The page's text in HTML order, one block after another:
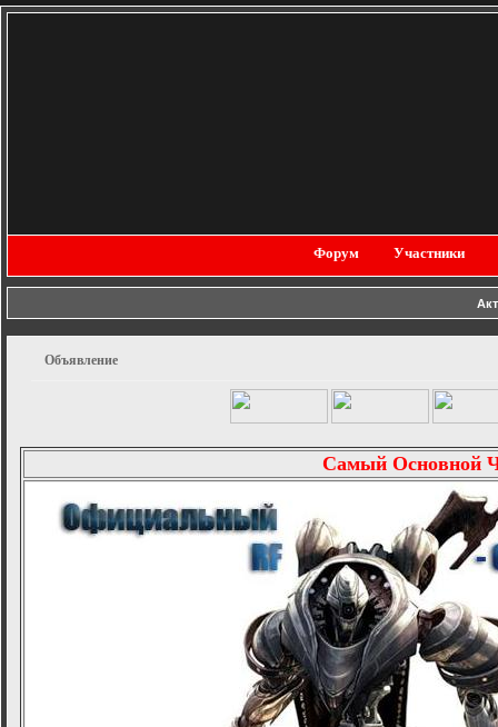
Форум Участники
Объявление
Самый Основной